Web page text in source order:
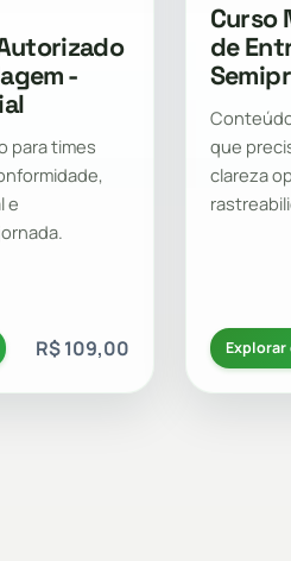
-
para times
e
R$ 109,00
Curso
de
que
clareza
Explorar